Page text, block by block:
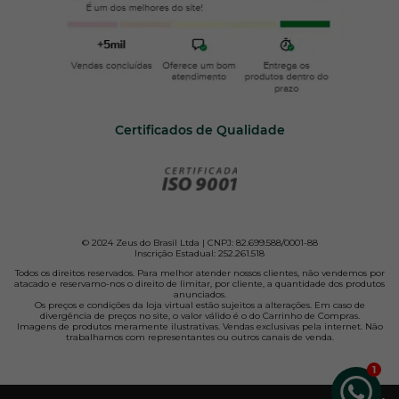
Certificados de Qualidade
© 2024 Zeus do Brasil Ltda | CNPJ: 82.699.588/0001-88
Inscrição Estadual: 252.261.518
Todos os direitos reservados. Para melhor atender nossos clientes, não vendemos por
atacado e reservamo-nos o direito de limitar, por cliente, a quantidade dos produtos
anunciados.
Os preços e condições da loja virtual estão sujeitos a alterações. Em caso de
divergência de preços no site, o valor válido é o do Carrinho de Compras.
Imagens de produtos meramente ilustrativas. Vendas exclusivas pela internet. Não
trabalhamos com representantes ou outros canais de venda.